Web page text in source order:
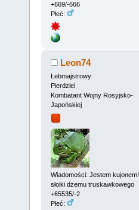
+669/-666
Płeć:
Leon74
Łebmajstrowy
Pierdziel
Kombatant Wojny Rosyjsko-
Japońskiej
Wiadomości: Jestem kujonem!
słoiki dżemu truskawkowego
+65535/-2
Płeć: